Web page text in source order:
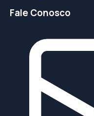
Fale Conosco